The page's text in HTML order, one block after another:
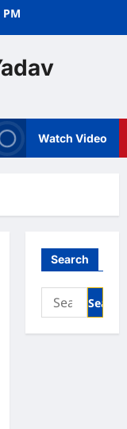
PM
Watch Video
Search
Search
for: